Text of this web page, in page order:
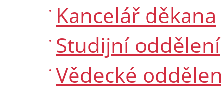
Kancelář děkana
Studijní oddělení
Vědecké